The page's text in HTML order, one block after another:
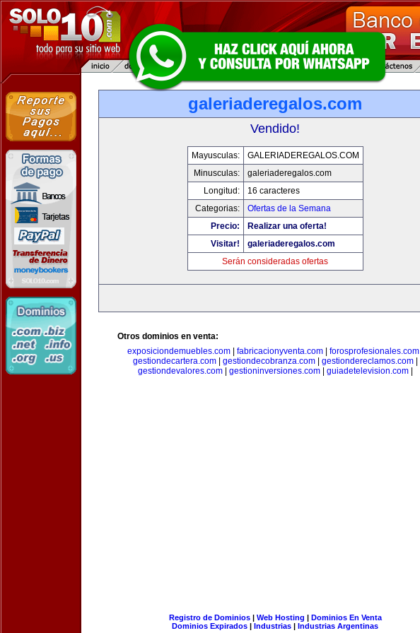
galeriaderegalos.com
Vendido!
Mayusculas:
GALERIADEREGALOS.COM
Minusculas:
galeriaderegalos.com
Longitud:
16 caracteres
Categorias:
Ofertas de la Semana
Precio:
Realizar una oferta!
Visitar!
galeriaderegalos.com
Serán consideradas ofertas
Otros dominios en venta:
exposiciondemuebles.com| fabricacionyventa.com| forosprofesionales.com|
gestiondecartera.com| gestiondecobranza.com| gestiondereclamos.com|
gestiondevalores.com| gestioninversiones.com| guiadetelevision.com|
Registro de Dominios| Web Hosting | Dominios En Venta
Dominios Expirados | Industrias | Industrias Argentinas